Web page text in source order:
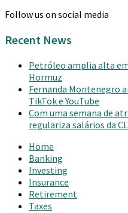
Follow us on social media
Recent News
Petróleo amplia alta
Hormuz
Fernanda Montenegro
TikTok e YouTube
Com uma semana de
regulariza salários da
Home
Banking
Investing
Insurance
Retirement
Taxes